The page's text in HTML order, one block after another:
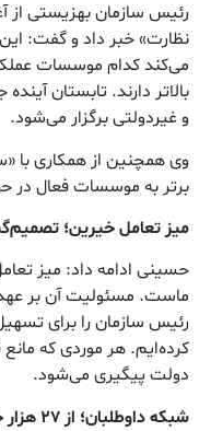
رئیس سازمان بهزیستی از
نظارت» خبر داد و گفت:
می‌کند کدام موسسات
بالاتر دارند. تابستان
و غیردولتی برگزار می‌شود.
وی همچنین از همکاری با
برتر به موسسات فعال در
میز تعامل خیرین؛
حسینی ادامه داد: میز
ماست. مسئولیت آن بر
رئیس سازمان را برای
کرده‌ایم. هر موردی که
دولت پیگیری می‌شود.
شبکه داوطلبان؛ از ۲۷ هزار حرکت خودجوش تا ۳۵۶ هزار ثبت‌نام